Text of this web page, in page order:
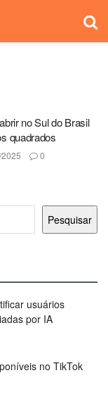
no Sul do Brasil
quadrados
0
Pesquisar
usuários
por IA
no TikTok